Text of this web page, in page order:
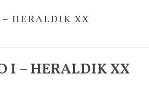
HERALDIK XX
I – HERALDIK XX